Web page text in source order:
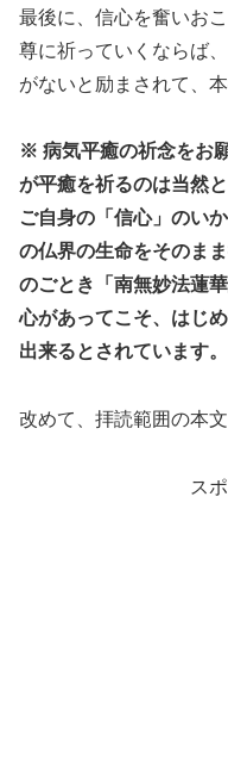
最後に、信心を奮いお
尊に祈っていくならば
がないと励まされて、
※ 病気平癒の祈念をお
が平癒を祈るのは当然
ご自身の「信心」のい
の仏界の生命をそのま
のごとき「南無妙法蓮
心があってこそ、はじ
出来るとされています。
改めて、拝読範囲の本
ス